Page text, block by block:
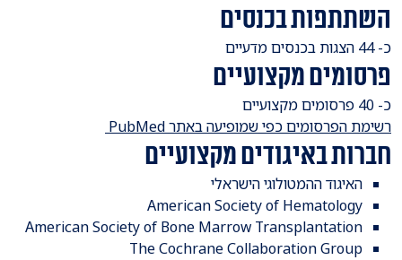
השתתפות בכנסים
כ- 44 הצגות בכנסים מדעיים
פרסומים מקצועיים
כ- 40 פרסומים מקצועיים
רשימת הפרסומים כפי שמופיעה באתר PubMed
חברות באיגודים מקצועיים
האיגוד ההמטולוגי הישראלי
American Society of Hematology
American Society of Bone Marrow Transplantation
The Cochrane Collaboration Group